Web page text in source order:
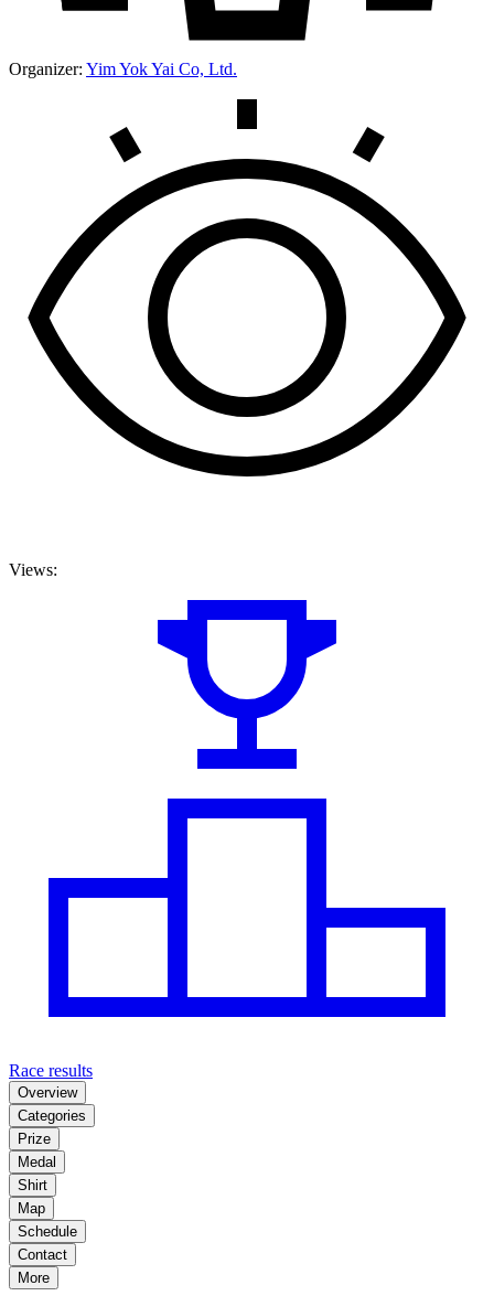
Organizer: Yim Yok Yai Co, Ltd.
Views:
Race results
Overview
Categories
Prize
Medal
Shirt
Map
Schedule
Contact
More